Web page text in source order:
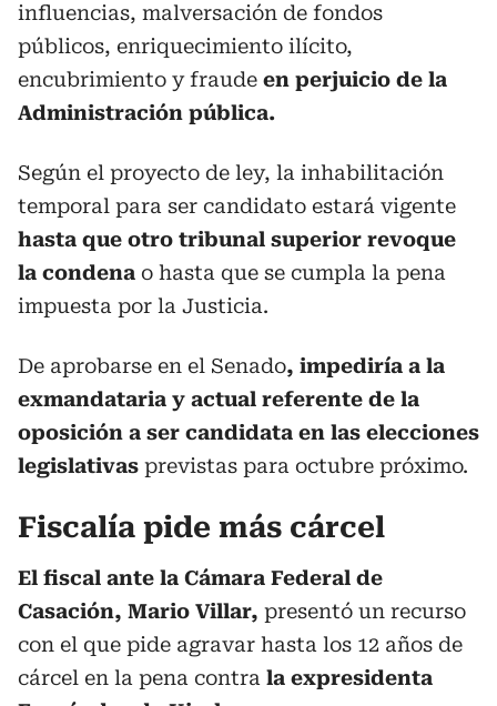
influencias, malversación de fondos
públicos, enriquecimiento ilícito,
encubrimiento y fraude en perjuicio de la
Administración pública.
Según el proyecto de ley, la inhabilitación
temporal para ser candidato estará vigente
hasta que otro tribunal superior revoque
la condena o hasta que se cumpla la pena
impuesta por la Justicia.
De aprobarse en el Senado, impediría a la
exmandataria y actual referente de la
oposición a ser candidata en las elecciones
legislativas previstas para octubre próximo.
Fiscalía pide más cárcel
El fiscal ante la Cámara Federal de
Casación, Mario Villar, presentó un recurso
con el que pide agravar hasta los 12 años de
cárcel en la pena contra la expresidenta